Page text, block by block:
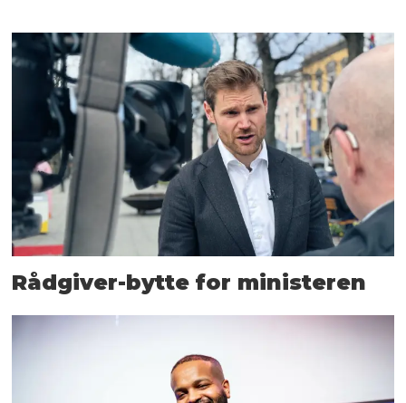
Rådgiver-bytte for ministeren